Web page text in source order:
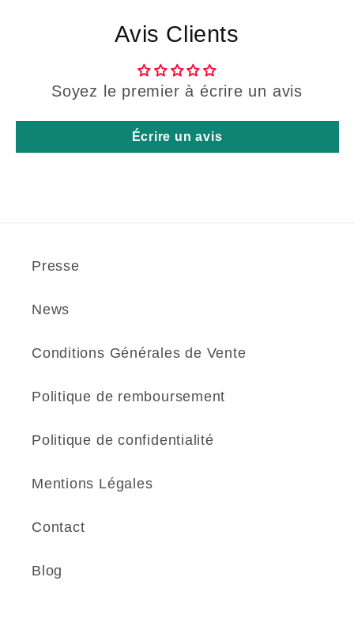
Avis Clients
Soyez le premier à écrire un avis
Écrire un avis
Presse
News
Conditions Générales de Vente
Politique de remboursement
Politique de confidentialité
Mentions Légales
Contact
Blog